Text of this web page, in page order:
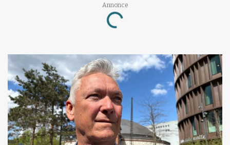
Annonce
Loading...